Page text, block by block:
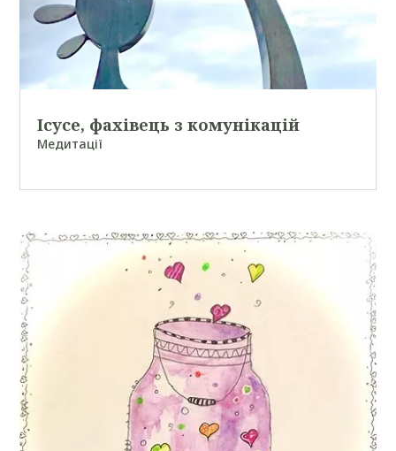
Ісусе, фахівець з комунікацій
Медитації